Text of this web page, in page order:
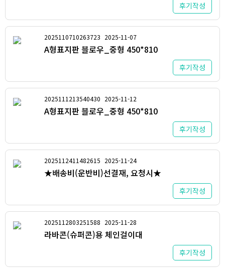
후기작성
2025110710263723 2025-11-07
A형표지판 블로우_중형 450*810
후기작성
2025111213540430 2025-11-12
A형표지판 블로우_중형 450*810
후기작성
2025112411482615 2025-11-24
★배송비(운반비)선결재, 요청시★
후기작성
2025112803251588 2025-11-28
라바콘(슈퍼콘)용 체인걸이대
후기작성